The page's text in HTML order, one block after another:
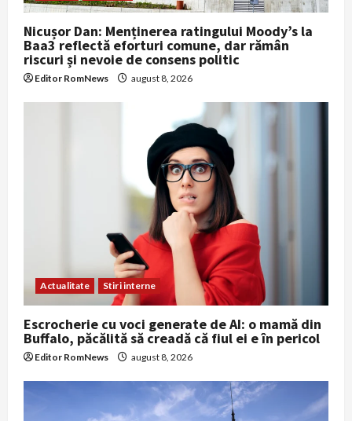
Nicușor Dan: Menținerea ratingului Moody’s la
Baa3 reflectă eforturi comune, dar rămân
riscuri și nevoie de consens politic
Editor RomNews august 8, 2026
Actualitate Stiri interne
Escrocherie cu voci generate de AI: o mamă din
Buffalo, păcălită să creadă că fiul ei e în pericol
Editor RomNews august 8, 2026